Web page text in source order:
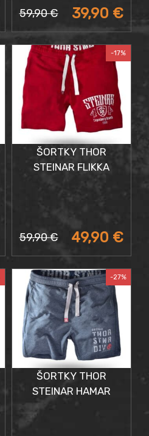
59,90€
Pôvodná
cena
bola:
59,90 €.
39,90 €
Aktuálna
cena
je:
39,90 €.
-17%
ŠORTKY THOR
STEINAR FLIKKA
59,90€
Pôvodná
cena
bola:
59,90 €.
49,90 €
Aktuálna
cena
je:
49,90 €.
-27%
ŠORTKY THOR
STEINAR HAMAR